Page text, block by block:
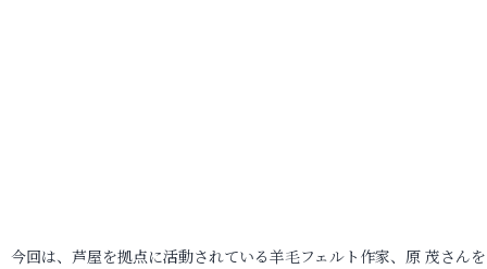
今回は、芦屋を拠点に活動されている羊毛フェルト作家、原 茂さん